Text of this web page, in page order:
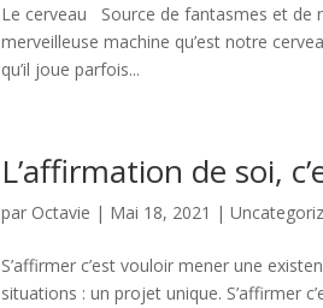
Le cerveau Source de fantasmes et de
merveilleuse machine qu’est notre
qu’il joue parfois...
L’affirmation de soi,
par Octavie | Mai 18, 2021 |
S’affirmer c’est vouloir mener une
situations : un projet unique. S’affirmer